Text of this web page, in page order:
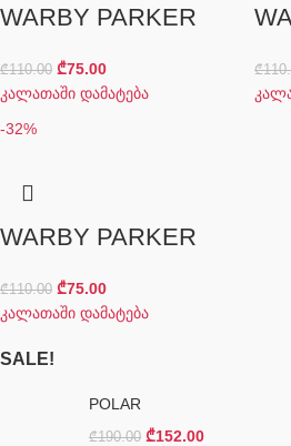
WARBY PARKER
₾110.00 ₾75.00
კალათაში დამატება
₾
-32%
WARBY PARKER
₾110.00 ₾75.00
კალათაში დამატება
SALE!
POLAR
₾190.00 ₾152.00